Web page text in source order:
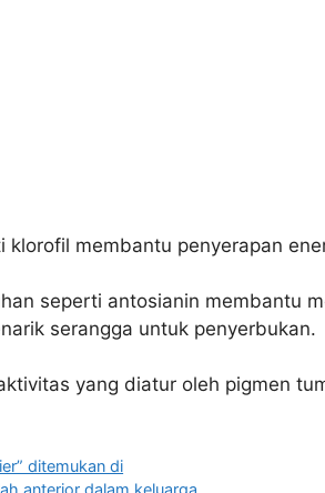
klorofil membantu penyerapan
seperti antosianin membantu
serangga untuk penyerbukan.
yang diatur oleh pigmen
ditemukan di